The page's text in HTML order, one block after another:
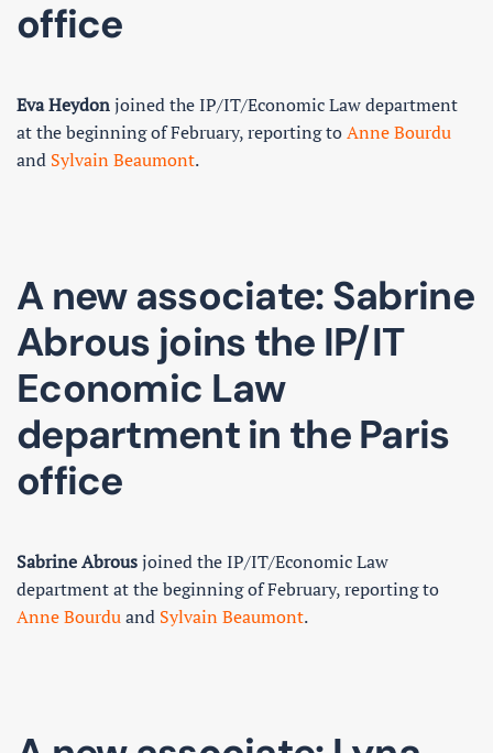
office
Eva Heydonjoined the IP/IT/Economic Law department
at the beginning of February, reporting toAnne Bourdu
and Sylvain Beaumont.
A new associate: Sabrine
Abrous joins the IP/IT
Economic Law
department in the Paris
office
Sabrine Abrousjoined the IP/IT/Economic Law
department at the beginning of February, reporting to
Anne Bourduand Sylvain Beaumont.